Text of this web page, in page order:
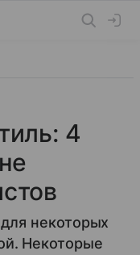
4
некоторых
Некоторые